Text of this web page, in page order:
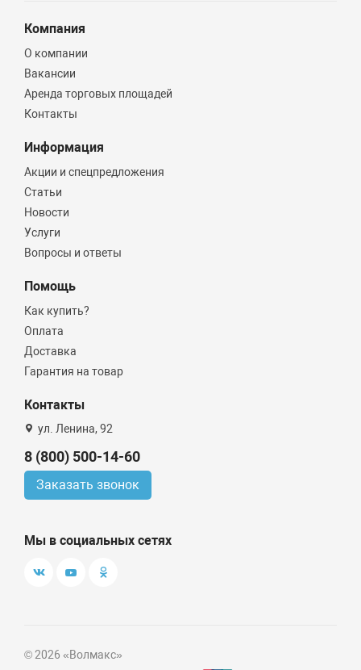
Компания
О компании
Вакансии
Аренда торговых площадей
Контакты
Информация
Акции и спецпредложения
Статьи
Новости
Услуги
Вопросы и ответы
Помощь
Как купить?
Оплата
Доставка
Гарантия на товар
Контакты
ул. Ленина, 92
8 (800) 500-14-60
Заказать звонок
Мы в социальных сетях
© 2026 «Волмакс»